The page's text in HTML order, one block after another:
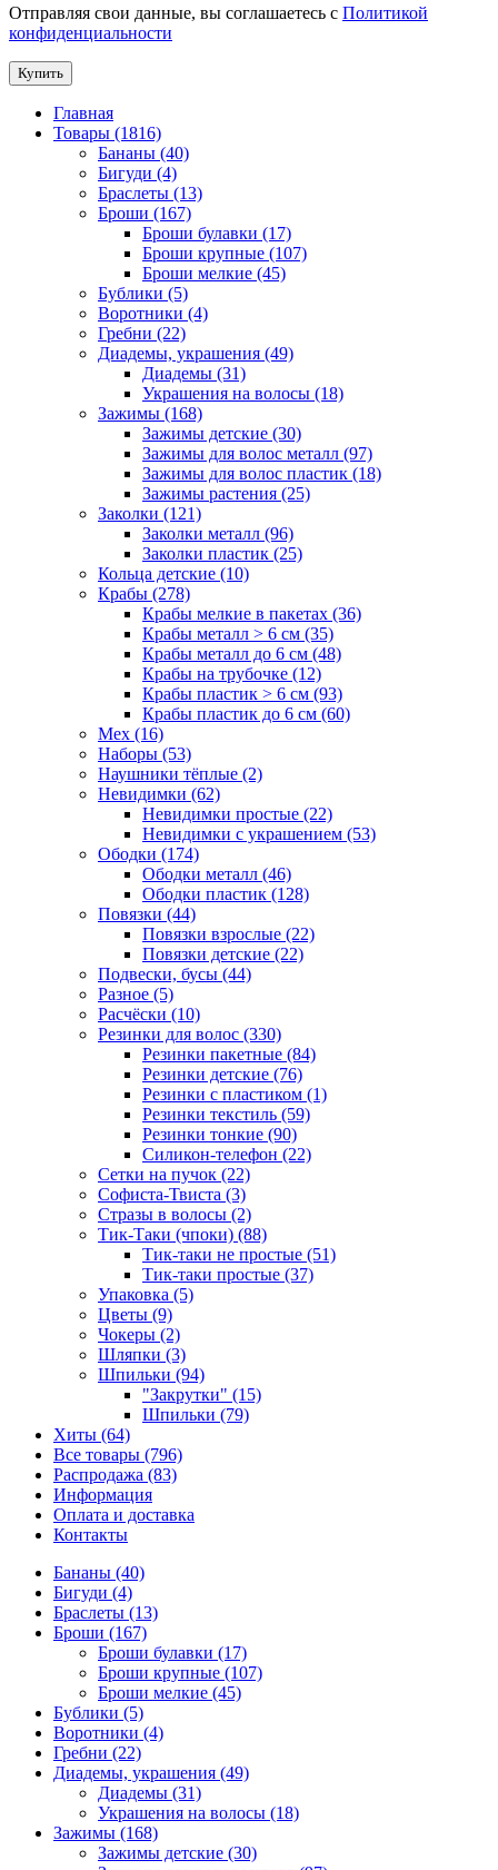
Отправляя свои данные, вы соглашаетесь с Политикой
конфиденциальности
Купить
Главная
Товары (1816)
Бананы (40)
Бигуди (4)
Браслеты (13)
Броши (167)
Броши булавки (17)
Броши крупные (107)
Броши мелкие (45)
Бублики (5)
Воротники (4)
Гребни (22)
Диадемы, украшения (49)
Диадемы (31)
Украшения на волосы (18)
Зажимы (168)
Зажимы детские (30)
Зажимы для волос металл (97)
Зажимы для волос пластик (18)
Зажимы растения (25)
Заколки (121)
Заколки металл (96)
Заколки пластик (25)
Кольца детские (10)
Крабы (278)
Крабы мелкие в пакетах (36)
Крабы металл > 6 см (35)
Крабы металл до 6 см (48)
Крабы на трубочке (12)
Крабы пластик > 6 см (93)
Крабы пластик до 6 см (60)
Мех (16)
Наборы (53)
Наушники тёплые (2)
Невидимки (62)
Невидимки простые (22)
Невидимки с украшением (53)
Ободки (174)
Ободки металл (46)
Ободки пластик (128)
Повязки (44)
Повязки взрослые (22)
Повязки детские (22)
Подвески, бусы (44)
Разное (5)
Расчёски (10)
Резинки для волос (330)
Резинки пакетные (84)
Резинки детские (76)
Резинки с пластиком (1)
Резинки текстиль (59)
Резинки тонкие (90)
Силикон-телефон (22)
Сетки на пучок (22)
Софиста-Твиста (3)
Стразы в волосы (2)
Тик-Таки (чпоки) (88)
Тик-таки не простые (51)
Тик-таки простые (37)
Упаковка (5)
Цветы (9)
Чокеры (2)
Шляпки (3)
Шпильки (94)
"Закрутки" (15)
Шпильки (79)
Хиты (64)
Все товары (796)
Распродажа (83)
Информация
Оплата и доставка
Контакты
Бананы (40)
Бигуди (4)
Браслеты (13)
Броши (167)
Броши булавки (17)
Броши крупные (107)
Броши мелкие (45)
Бублики (5)
Воротники (4)
Гребни (22)
Диадемы, украшения (49)
Диадемы (31)
Украшения на волосы (18)
Зажимы (168)
Зажимы детские (30)